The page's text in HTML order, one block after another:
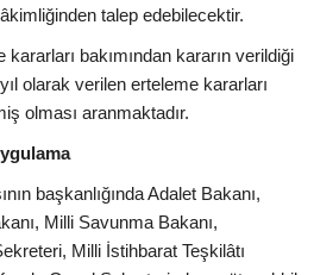
talep edebilecektir.
bakımından kararın verildiği
olarak verilen erteleme kararları
olması aranmaktadır.
başkanlığında Adalet Bakanı,
Milli Savunma Bakanı,
Milli İstihbarat Teşkilâtı